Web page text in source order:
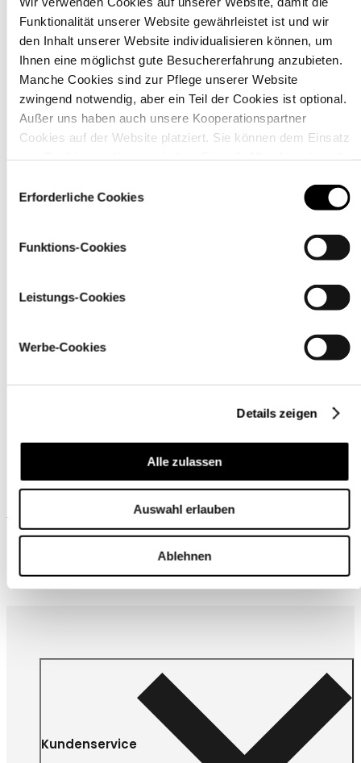
Funktionalität unserer Website gewährleistet ist und wir
den Inhalt unserer Website individualisieren können, um
Ihnen eine möglichst gute Besuchererfahrung anzubieten.
Manche Cookies sind zur Pflege unserer Website
zwingend notwendig, aber ein Teil der Cookies ist optional.
Außer uns haben auch unsere Kooperationspartner
Cookies auf der Website platziert. Sie können dem Einsatz
über den Link „Cookie-Einstellungen
Erforderliche Cookies
Funktions-Cookies
Leistungs-Cookies
Werbe-Cookies
Details zeigen
Alle zulassen
Auswahl erlauben
Ablehnen
Material
Pflegehinweise
Wird oft zusammen gekauft
Kundenservice